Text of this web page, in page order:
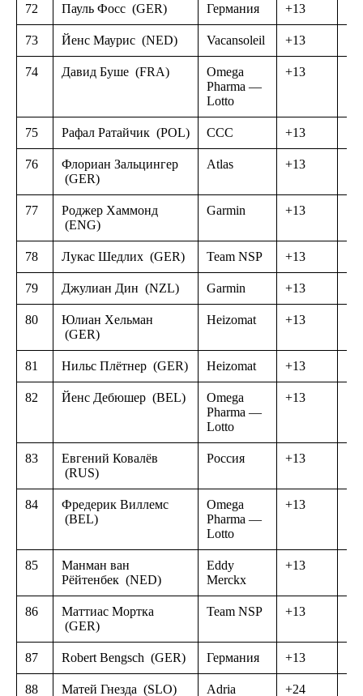
72 Пауль Фосс (GER) Германия +13
73 Йенс Маурис (NED) Vacansoleil +13
74 Давид Буше (FRA)
Omega
Pharma —
Lotto
+13
75 Рафал Ратайчик (POL) CCC +13
76
Флориан Зальцингер
(GER)
Atlas +13
77
Роджер Хаммонд
(ENG)
Garmin +13
78 Лукас Шедлих (GER) Team NSP +13
79 Джулиан Дин (NZL) Garmin +13
80
Юлиан Хельман
(GER)
Heizomat +13
81 Нильс Плётнер (GER) Heizomat +13
82 Йенс Дебюшер (BEL)
Omega
Pharma —
Lotto
+13
83
Евгений Ковалёв
(RUS)
Россия +13
84
Фредерик Виллемс
(BEL)
Omega
Pharma —
Lotto
+13
85
Манман ван
Рёйтенбек (NED)
Eddy
Merckx
+13
86
Маттиас Мортка
(GER)
Team NSP +13
87 Robert Bengsch (GER) Германия +13
88 Матей Гнезда (SLO) Adria +24